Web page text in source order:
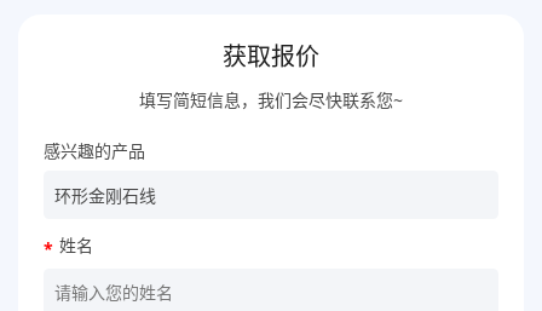
获取报价
填写简短信息，我们会尽快联系您~
感兴趣的产品
* 姓名